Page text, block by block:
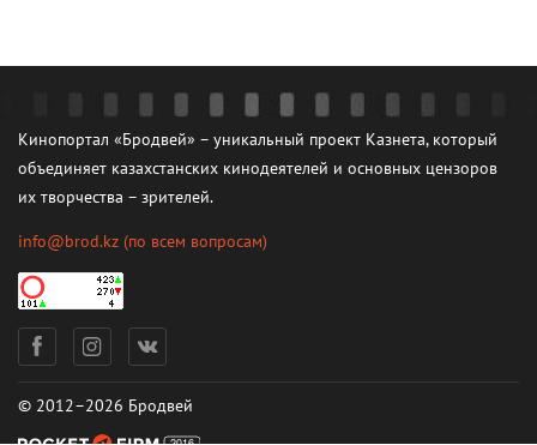
Кинопортал «Бродвей» – уникальный проект Казнета, который
объединяет казахстанских кинодеятелей и основных цензоров
их творчества – зрителей.
info@brod.kz (по всем вопросам)
© 2012–2026 Бродвей